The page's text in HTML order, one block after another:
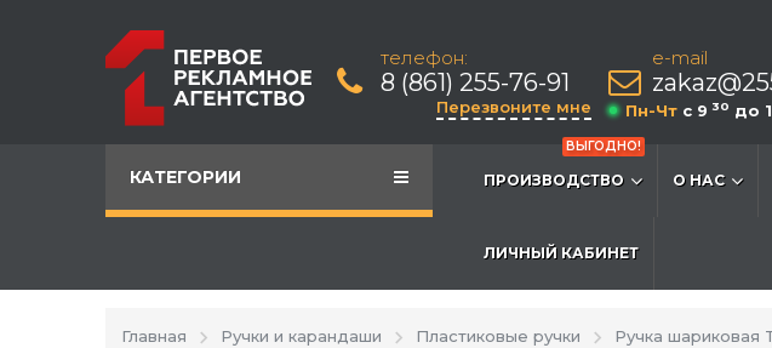
телефон:
8 (861) 255-76-91
Перезвоните мне
e-mail
Пн-Чт c 9 30 до
КАТЕГОРИИ
ВЫГОДНО!
ПРОИЗВОДСТВО О НАС
ЛИЧНЫЙ КАБИНЕТ
Главная Ручки и карандаши Пластиковые ручки Ручка шариковая